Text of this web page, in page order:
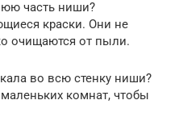
часть ниши?
краски. Они не
очищаются от пыли.
во всю стенку ниши?
комнат, чтобы